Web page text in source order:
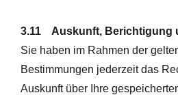
3.11 Auskunft, Berichtigung
Sie haben im Rahmen der
Bestimmungen jederzeit das
Auskunft über Ihre